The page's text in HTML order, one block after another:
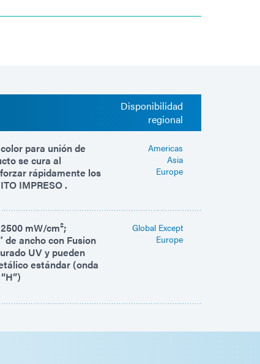
Disponibilidad
regional
para unión de
se cura al
rápidamente los
IMPRESO .
Americas
Asia
Europe
mW/cm²;
de ancho con Fusion
UV y pueden
estándar (onda
Global Except
Europe